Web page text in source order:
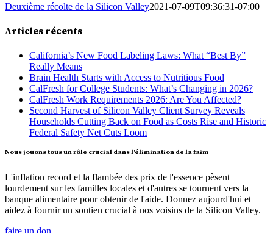
Deuxième récolte de la Silicon Valley2021-07-09T09:36:31-07:00
Articles récents
California’s New Food Labeling Laws: What “Best By”
Really Means
Brain Health Starts with Access to Nutritious Food
CalFresh for College Students: What’s Changing in 2026?
CalFresh Work Requirements 2026: Are You Affected?
Second Harvest of Silicon Valley Client Survey Reveals
Households Cutting Back on Food as Costs Rise and Historic
Federal Safety Net Cuts Loom
Nous jouons tous un rôle crucial dans l'élimination de la faim
L'inflation record et la flambée des prix de l'essence pèsent
lourdement sur les familles locales et d'autres se tournent vers la
banque alimentaire pour obtenir de l'aide. Donnez aujourd'hui et
aidez à fournir un soutien crucial à nos voisins de la Silicon Valley.